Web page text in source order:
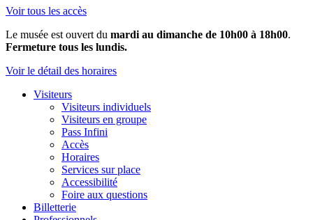
Voir tous les accès
Le musée est ouvert du mardi au dimanche de 10h00 à 18h00.
Fermeture tous les lundis.
Voir le détail des horaires
Visiteurs
Visiteurs individuels
Visiteurs en groupe
Pass Infini
Accès
Horaires
Services sur place
Accessibilité
Foire aux questions
Billetterie